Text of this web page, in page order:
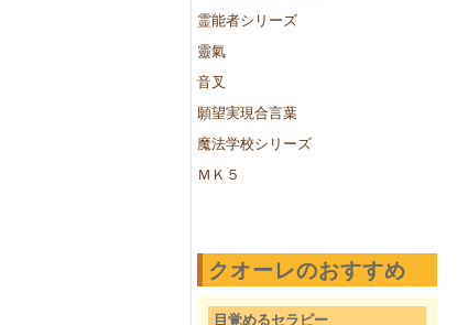
霊能者シリーズ
靈氣
音叉
願望実現合言葉
魔法学校シリーズ
ＭＫ５
クオーレのおすすめ
目覚めるセラピー